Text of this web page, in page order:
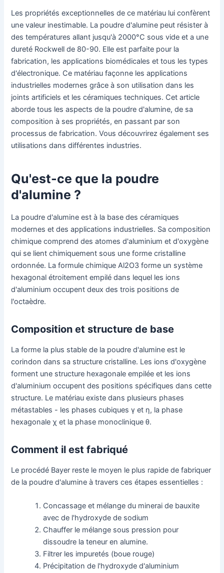
Les propriétés exceptionnelles de ce matériau lui confèrent
une valeur inestimable. La poudre d'alumine peut résister à
des températures allant jusqu'à 2000°C sous vide et a une
dureté Rockwell de 80-90. Elle est parfaite pour la
fabrication, les applications biomédicales et tous les types
d'électronique. Ce matériau façonne les applications
industrielles modernes grâce à son utilisation dans les
joints artificiels et les céramiques techniques. Cet article
aborde tous les aspects de la poudre d'alumine, de sa
composition à ses propriétés, en passant par son
processus de fabrication. Vous découvrirez également ses
utilisations dans différentes industries.
Qu'est-ce que la poudre
d'alumine ?
La poudre d'alumine est à la base des céramiques
modernes et des applications industrielles. Sa composition
chimique comprend des atomes d'aluminium et d'oxygène
qui se lient chimiquement sous une forme cristalline
ordonnée. La formule chimique Al2O3 forme un système
hexagonal étroitement empilé dans lequel les ions
d'aluminium occupent deux des trois positions de
l'octaèdre.
Composition et structure de base
La forme la plus stable de la poudre d'alumine est le
corindon dans sa structure cristalline. Les ions d'oxygène
forment une structure hexagonale empilée et les ions
d'aluminium occupent des positions spécifiques dans cette
structure. Le matériau existe dans plusieurs phases
métastables - les phases cubiques γ et η, la phase
hexagonale χ et la phase monoclinique θ.
Comment il est fabriqué
Le procédé Bayer reste le moyen le plus rapide de fabriquer
de la poudre d'alumine à travers ces étapes essentielles :
Concassage et mélange du minerai de bauxite
avec de l'hydroxyde de sodium
Chauffer le mélange sous pression pour
dissoudre la teneur en alumine.
Filtrer les impuretés (boue rouge)
Précipitation de l'hydroxyde d'aluminium